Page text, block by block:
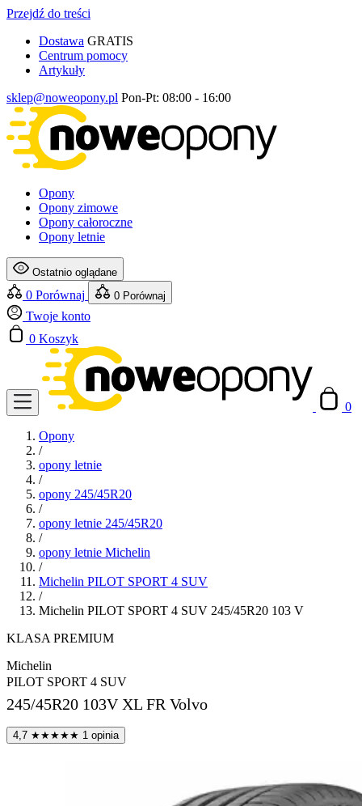
Przejdź do treści
Dostawa GRATIS
Centrum pomocy
Artykuły
sklep@noweopony.pl Pon-Pt: 08:00 - 16:00
Opony
Opony zimowe
Opony całoroczne
Opony letnie
Ostatnio oglądane
0 Porównaj 0 Porównaj
Twoje konto
0 Koszyk
0
Opony
/
opony letnie
/
opony 245/45R20
/
opony letnie 245/45R20
/
opony letnie Michelin
/
Michelin PILOT SPORT 4 SUV
/
Michelin PILOT SPORT 4 SUV 245/45R20 103 V
KLASA PREMIUM
Michelin
PILOT SPORT 4 SUV
245/45R20 103V XL FR Volvo
4,7 ★★★★★ 1 opinia